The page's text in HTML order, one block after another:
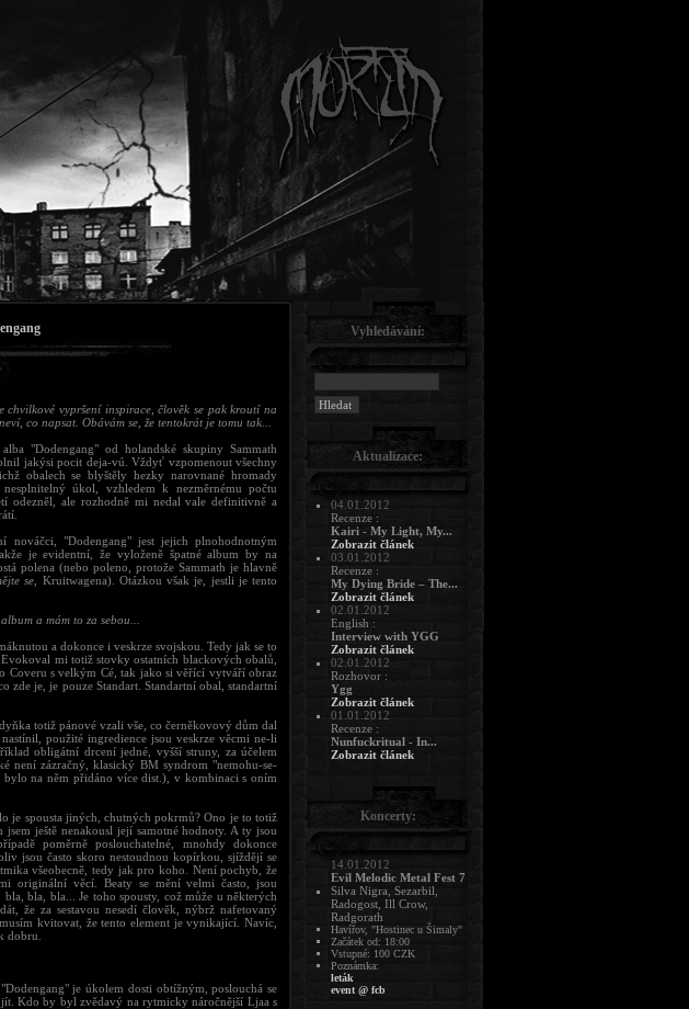
chvilkové vypršení inspirace, člověk se pak kroutí na
co napsat. Obávám se, že tentokrát je tomu tak...
"Dodengang" od holandské skupiny Sammath
jakýsi pocit deja-vú. Vždyť vzpomenout všechny
obalech se blyštěly hezky narovnané hromady
úkol, vzhledem k nezměrnému počtu
odezněl, ale rozhodně mi nedal vale definitivně a
nováčci, "Dodengang" jest jejich plnohodnotným
je evidentní, že vyloženě špatné album by na
polena (nebo poleno, protože Sammath je hlavně
se , Kruitwagena). Otázkou však je, jestli je tento
a mám to za sebou...
a dokonce i veskrze svojskou. Tedy jak se to
mi totiž stovky ostatních blackových obalů,
Coveru s velkým Cé, tak jako si věřící vytváří obraz
zde je, je pouze Standart. Standartní obal, standartní
totiž pánové vzali vše, co černěkovový dům dal
použité ingredience jsou veskrze věcmi ne-li
obligátní drcení jedné, vyšší struny, za účelem
zázračný, klasický BM syndrom "nemohu-se-
na něm přidáno více dist.), v kombinaci s oním
je spousta jiných, chutných pokrmů? Ono je to totiž
ještě nenakousl její samotné hodnoty. A ty jsou
poměrně poslouchatelné, mnohdy dokonce
jsou často skoro nestoudnou kopírkou, sjíždějí se
všeobecně, tedy jak pro koho. Není pochyb, že
originální věcí. Beaty se mění velmi často, jsou
bla, bla... Je toho spousty, což může u některých
že za sestavou nesedí člověk, nýbrž nafetovaný
kvitovat, že tento element je vynikající. Navíc,
dobru.
je úkolem dosti obtížným, poslouchá se
Kdo by byl zvědavý na rytmicky náročnější Ljaa s
Vyhledávání:
Aktualizace:
04.01.2012
Recenze :
Kairi - My Light, My...
Zobrazit článek
03.01.2012
Recenze :
My Dying Bride – The...
Zobrazit článek
02.01.2012
English :
Interview with YGG
Zobrazit článek
02.01.2012
Rozhovor :
Ygg
Zobrazit článek
01.01.2012
Recenze :
Nunfuckritual - In...
Zobrazit článek
Koncerty:
14.01.2012
Evil Melodic Metal Fest 7
Silva Nigra, Sezarbil,
Radogost, Ill Crow,
Radgorath
Havířov, "Hostinec u Šimaly"
Začátek od: 18:00
Vstupné: 100 CZK
Poznámka:
leták
event @ fcb